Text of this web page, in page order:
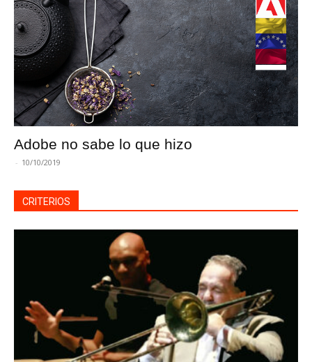
Adobe no sabe lo que hizo
- 10/10/2019
CRITERIOS